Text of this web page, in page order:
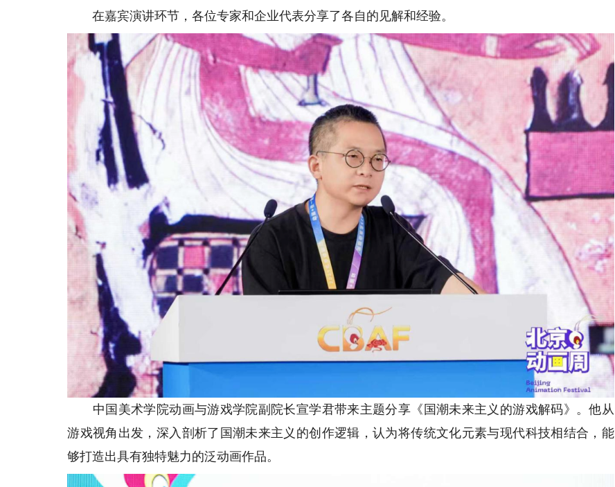
在嘉宾演讲环节，各位专家和企业代表分享了各自的见解和经验。
中国美术学院动画与游戏学院副院长宣学君带来主题分享《国潮未来主义的游戏解码》。他从
游戏视角出发，深入剖析了国潮未来主义的创作逻辑，认为将传统文化元素与现代科技相结合，能
够打造出具有独特魅力的泛动画作品。